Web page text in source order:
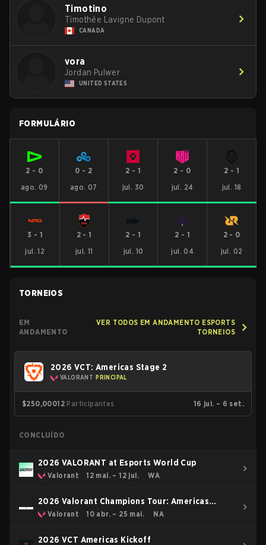
Timotino
Timothée Lavigne Dupont
CANADA
vora
Jordan Pulwer
UNITED STATES
FORMULÁRIO
2 - 0
ago. 09
0 - 2
ago. 07
2 - 1
jul. 30
2 - 0
jul. 24
2 - 1
jul. 18
3 - 1
jul. 12
2 -1
jul. 11
2 -1
jul. 10
2 - 1
jul. 04
2- 0
jul. 02
TORNEIOS
EM
ANDAMENTO
VER TODOS EM ANDAMENTO ESPORTS
TORNEIOS
2026 VCT: Americas Stage 2
VALORANT PRINCIPAL
$250,00012 Participantes 16 jul. – 6 set.
CONCLUÍDO
2026 VALORANT at Esports World Cup
Valorant 12 mai. – 12 jul. WA
2026 Valorant Champions Tour: Americas
Stage 1
Valorant 10 abr. – 25 mai. NA
2026 VCT Americas Kickoff